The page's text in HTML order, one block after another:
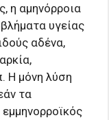
η αμηνόρροια
υγείας
αδένα,
Η μόνη λύση
τα